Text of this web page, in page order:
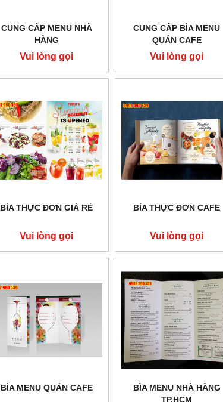
CUNG CẤP MENU NHÀ
HÀNG
Vui lòng gọi
CUNG CẤP BÌA MENU
QUÁN CAFE
Vui lòng gọi
BÌA THỰC ĐƠN GIÁ RẺ
Vui lòng gọi
BÌA THỰC ĐƠN CAFE
Vui lòng gọi
BÌA MENU QUÁN CAFE
BÌA MENU NHÀ HÀNG
TP.HCM